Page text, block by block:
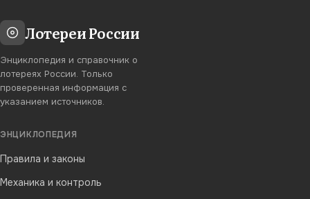
Лотереи России
Энциклопедия и справочник о
лотереях России. Только
проверенная информация с
указанием источников.
ЭНЦИКЛОПЕДИЯ
Правила и законы
Механика и контроль